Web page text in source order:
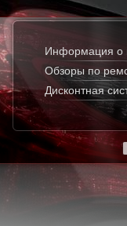
Информация о
Обзоры по
Дисконтная